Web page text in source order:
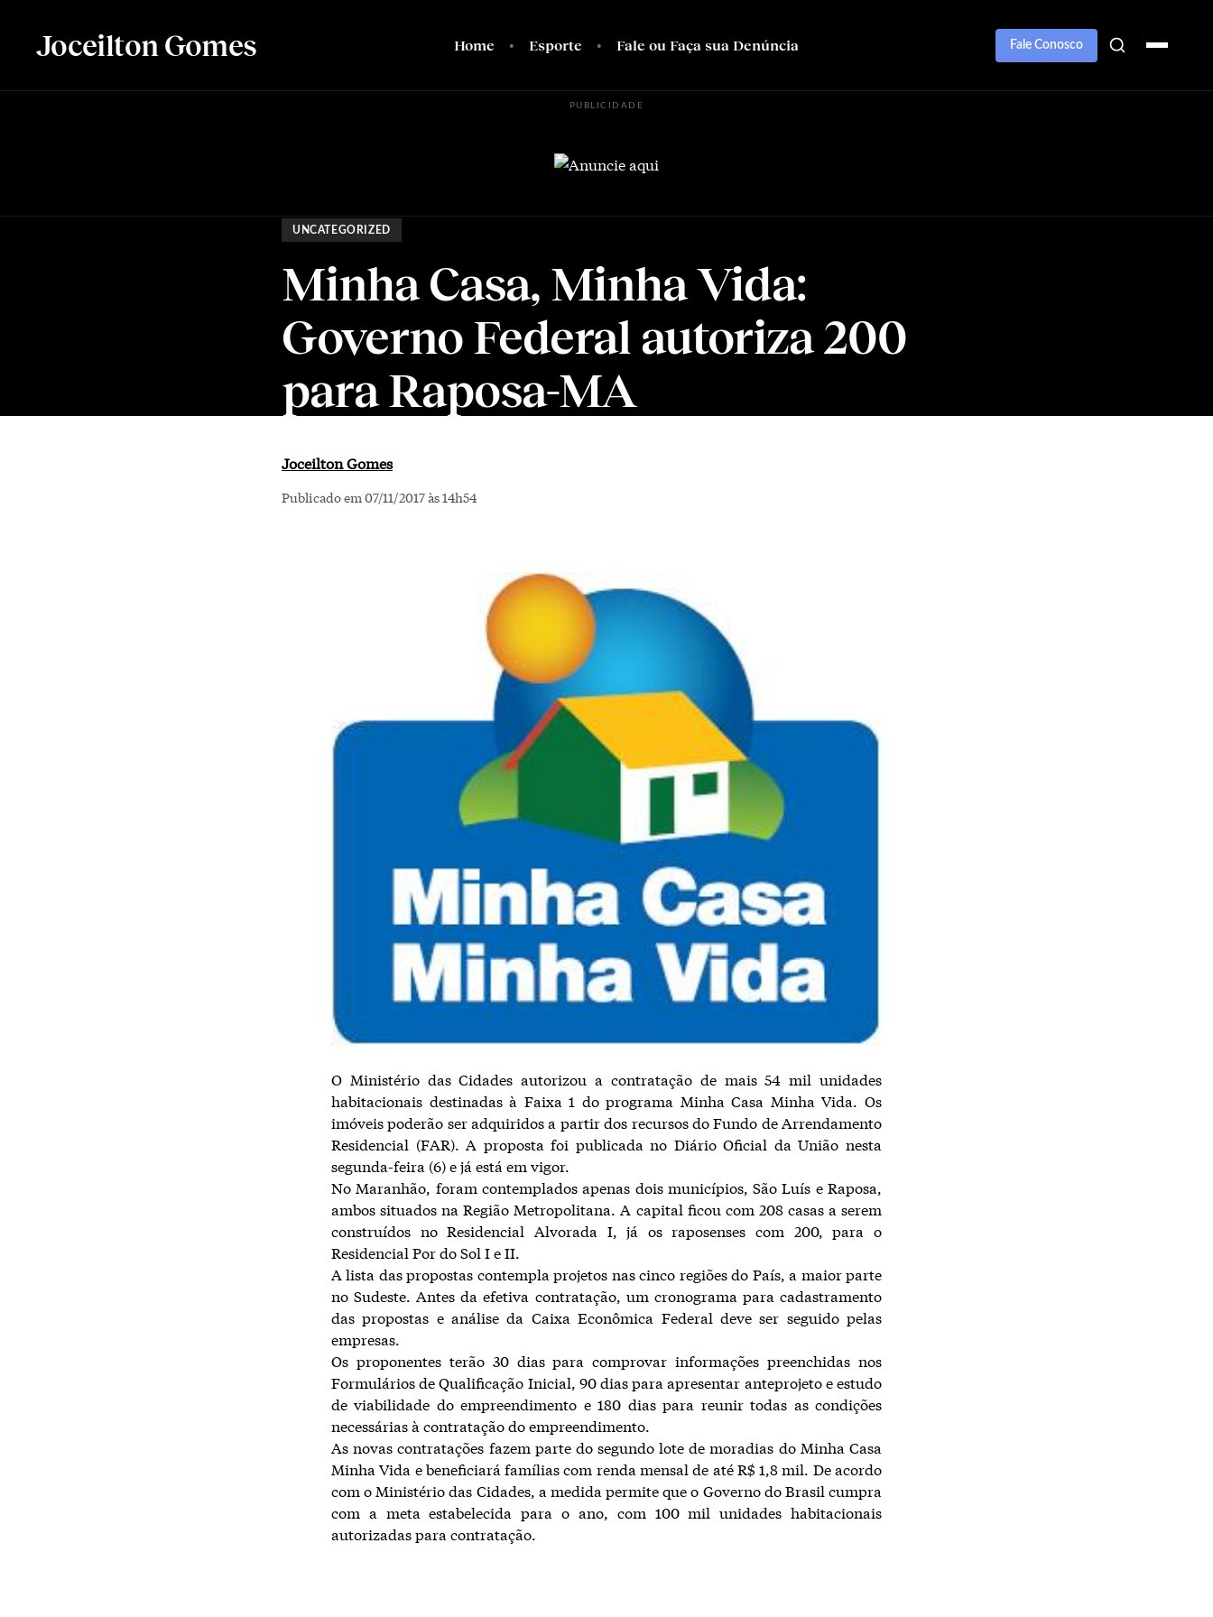
Joceilton Gomes Home Esporte Fale ou Faça sua Denúncia Fale Conosco
PUBLICIDADE
UNCATEGORIZED
Minha Casa, Minha Vida:
Governo Federal autoriza 200
para Raposa-MA
Joceilton Gomes
Publicado em 07/11/2017 às 14h54
O Ministério das Cidades autorizou a contratação de mais 54 mil unidades
habitacionais destinadas à Faixa 1 do programa Minha Casa Minha Vida. Os
imóveis poderão ser adquiridos a partir dos recursos do Fundo de Arrendamento
Residencial (FAR). A proposta foi publicada no Diário Oficial da União nesta
segunda-feira (6) e já está em vigor.
No Maranhão, foram contemplados apenas dois municípios, São Luís e Raposa,
ambos situados na Região Metropolitana. A capital ficou com 208 casas a serem
construídos no Residencial Alvorada I, já os raposenses com 200, para o
Residencial Por do Sol I e II.
A lista das propostas contempla projetos nas cinco regiões do País, a maior parte
no Sudeste. Antes da efetiva contratação, um cronograma para cadastramento
das propostas e análise da Caixa Econômica Federal deve ser seguido pelas
empresas.
Os proponentes terão 30 dias para comprovar informações preenchidas nos
Formulários de Qualificação Inicial, 90 dias para apresentar anteprojeto e estudo
de viabilidade do empreendimento e 180 dias para reunir todas as condições
necessárias à contratação do empreendimento.
As novas contratações fazem parte do segundo lote de moradias do Minha Casa
Minha Vida e beneficiará famílias com renda mensal de até R$ 1,8 mil. De acordo
com o Ministério das Cidades, a medida permite que o Governo do Brasil cumpra
com a meta estabelecida para o ano, com 100 mil unidades habitacionais
autorizadas para contratação.